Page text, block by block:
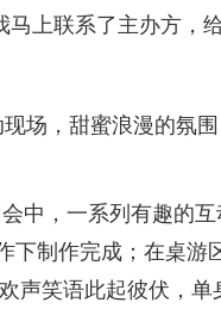
上联系了主办方，
，甜蜜浪漫的氛围
，一系列有趣的互
制作完成；在桌
笑语此起彼伏，